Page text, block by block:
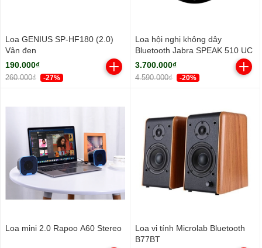
Loa GENIUS SP-HF180 (2.0)
Vân đen
190.000₫
260.000₫ -27%
Loa hội nghị không dây
Bluetooth Jabra SPEAK 510 UC
3.700.000₫
4.590.000₫ -20%
Loa mini 2.0 Rapoo A60 Stereo
Loa vi tính Microlab Bluetooth
B77BT